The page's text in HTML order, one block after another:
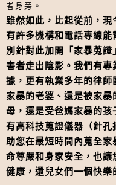
者身旁。
雖然如此，比起從前，
有許多機構和電話專線
別針對此加開「家暴蒐
害者走出陰影。我們有
據，更有執業多年的律
家暴的老婆、還是被家
母，還是受爸媽家暴的
有高科技蒐證儀器（針
助您在最短時間內蒐全
命尊嚴和身家安全，也
健康，還兒女們一個快樂